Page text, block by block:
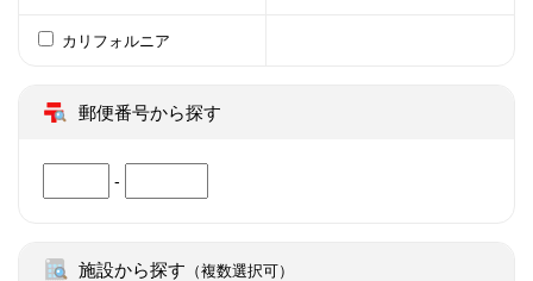
カリフォルニア
郵便番号から探す
-
施設から探す （複数選択可）